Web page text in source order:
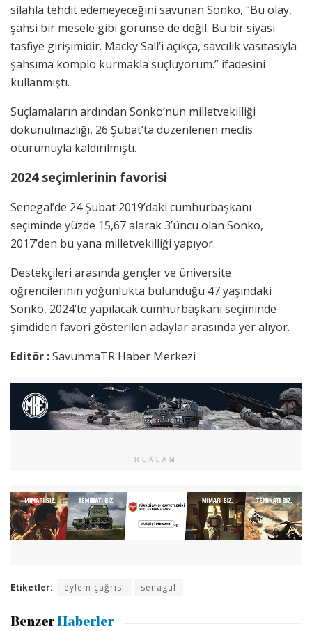
silahla tehdit edemeyeceğini savunan Sonko, “Bu olay,
şahsi bir mesele gibi görünse de değil. Bu bir siyasi
tasfiye girişimidir. Macky Sall’i açıkça, savcılık vasıtasıyla
şahsıma komplo kurmakla suçluyorum.” ifadesini
kullanmıştı.
Suçlamaların ardından Sonko’nun milletvekilliği
dokunulmazlığı, 26 Şubat’ta düzenlenen meclis
oturumuyla kaldırılmıştı.
2024 seçimlerinin favorisi
Senegal’de 24 Şubat 2019’daki cumhurbaşkanı
seçiminde yüzde 15,67 alarak 3’üncü olan Sonko,
2017’den bu yana milletvekilliği yapıyor.
Destekçileri arasında gençler ve üniversite
öğrencilerinin yoğunlukta bulunduğu 47 yaşındaki
Sonko, 2024’te yapılacak cumhurbaşkanı seçiminde
şimdiden favori gösterilen adaylar arasında yer alıyor.
Editör :SavunmaTR Haber Merkezi
REKLAM
Etiketler: eylem çağrısı senagal
Benzer Haberler